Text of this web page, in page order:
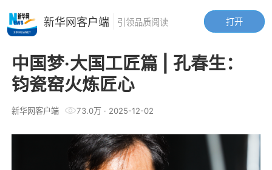
中国梦·大国工匠篇 | 孔春生：
钧瓷窑火炼匠心
新华网客户端 73.0万· 2025-12-02
打开
新华网客户端 引领品质阅读